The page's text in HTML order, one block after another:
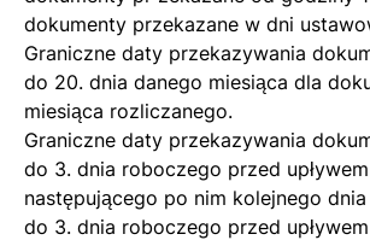
dokumenty przekazane w dni
Graniczne daty przekazywania
do 20. dnia danego miesiąca dla
miesiąca rozliczanego.
Graniczne daty przekazywania
do 3. dnia roboczego przed
następującego po nim kolejnego
do 3. dnia roboczego przed